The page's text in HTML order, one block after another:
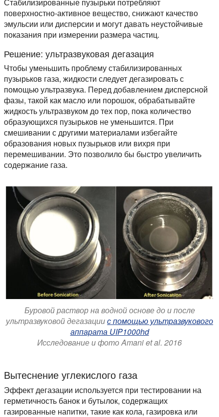
Стабилизированные пузырьки потребляют
поверхностно-активное вещество, снижают качество
эмульсии или дисперсии и могут давать неустойчивые
показания при измерении размера частиц.
Решение: ультразвуковая дегазация
Чтобы уменьшить проблему стабилизированных
пузырьков газа, жидкости следует дегазировать с
помощью ультразвука. Перед добавлением дисперсной
фазы, такой как масло или порошок, обрабатывайте
жидкость ультразвуком до тех пор, пока количество
образующихся пузырьков не уменьшится. При
смешивании с другими материалами избегайте
образования новых пузырьков или вихря при
перемешивании. Это позволило бы быстро увеличить
содержание газа.
Буровой раствор на водной основе до и после
ультразвуковой дегазациис помощью ультразвукового
аппарата UIP1000hd
Исследование и фото Amani et al. 2016
Вытеснение углекислого газа
Эффект дегазации используется при тестировании на
герметичность банок и бутылок, содержащих
газированные напитки, такие как кола, газировка или